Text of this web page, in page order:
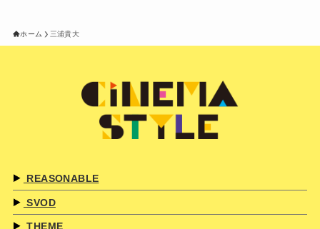
ホーム 三浦貴大
REASONABLE
SVOD
THEME